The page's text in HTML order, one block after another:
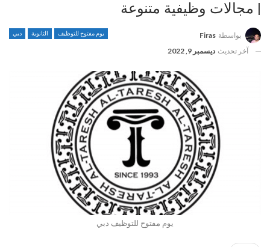
| مجالات وظيفية متنوعة
يوم مفتوح للتوظيف الثانوية دبي بواسطة Firas
آخر تحديث ديسمبر 9, 2022
يوم مفتوح للتوظيف دبي